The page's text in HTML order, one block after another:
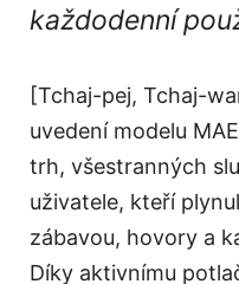
každodenní
[Tchaj-pej, Tchaj-
uvedení modelu
trh, všestranných
uživatele, kteří
zábavou, hovory a
Díky aktivnímu